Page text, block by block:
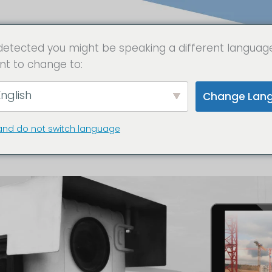
para
Vorarlberg
you might be speaking a different
to change to:
Change
do not switch language